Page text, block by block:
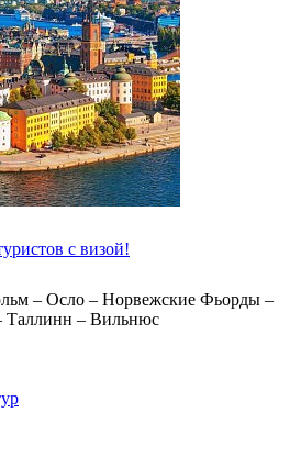
с визой!
– Осло – Норвежские Фьорды –
Таллинн – Вильнюс